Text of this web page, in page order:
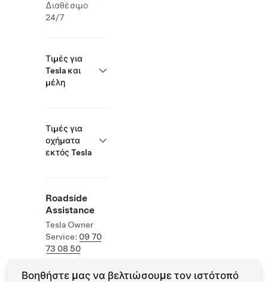
Διαθέσιμο
24/7
Τιμές για
Tesla και
μέλη
Τιμές για
οχήματα
εκτός Tesla
Roadside
Assistance
Tesla Owner
Service: 09 70
73 08 50
Βοηθήστε μας να βελτιώσουμε τον ιστότοπό